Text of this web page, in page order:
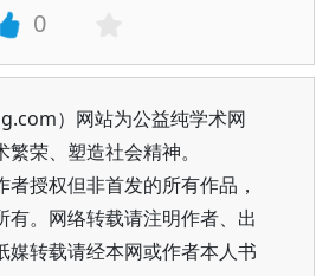
0
）网站为公益纯学术网
荣、塑造社会精神。
者授权但非首发的所有作品，
有。网络转载请注明作者、出
媒转载请经本网或作者本人书